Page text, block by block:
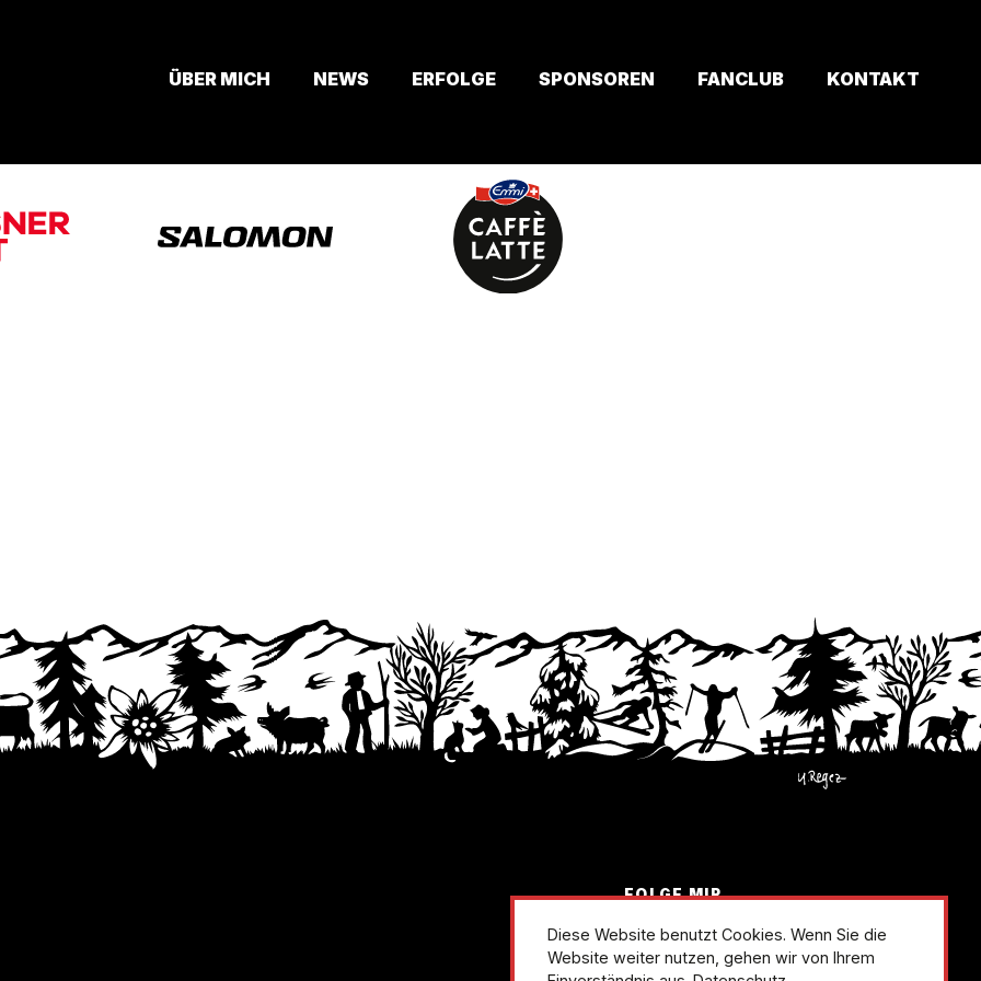
ÜBER MICH NEWS ERFOLGE SPONSOREN FANCLUB KONTAKT
FOLGE MIR
instagramlinkedin
Diese Website benutzt Cookies. Wenn Sie die
Website weiter nutzen, gehen wir von Ihrem